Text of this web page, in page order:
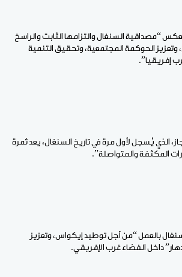
“مصداقية السنغال والتزامها الثابت والراسخ
وتعزيز الحوكمة المجتمعية، وتحقيق التنمية
إفريقيا”.
الذي يُسجل لأول مرة في تاريخ السنغال، يعد ثمرة
المكثفة والمتواصلة”.
بالعمل “من أجل توطيد إيكواس، وتعزيز
داخل الفضاء غرب الإفريقي.